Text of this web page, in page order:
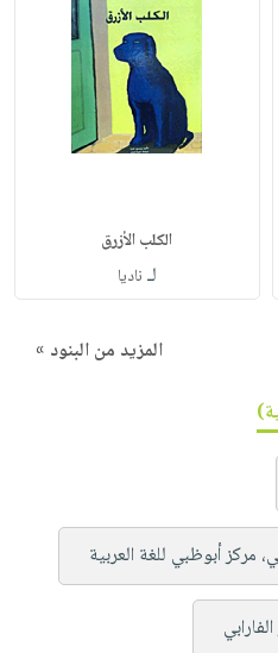
الكلب الأزرق
لـ ناديا
المزيد من البنود »
مركز أبوظبي للغة العربية